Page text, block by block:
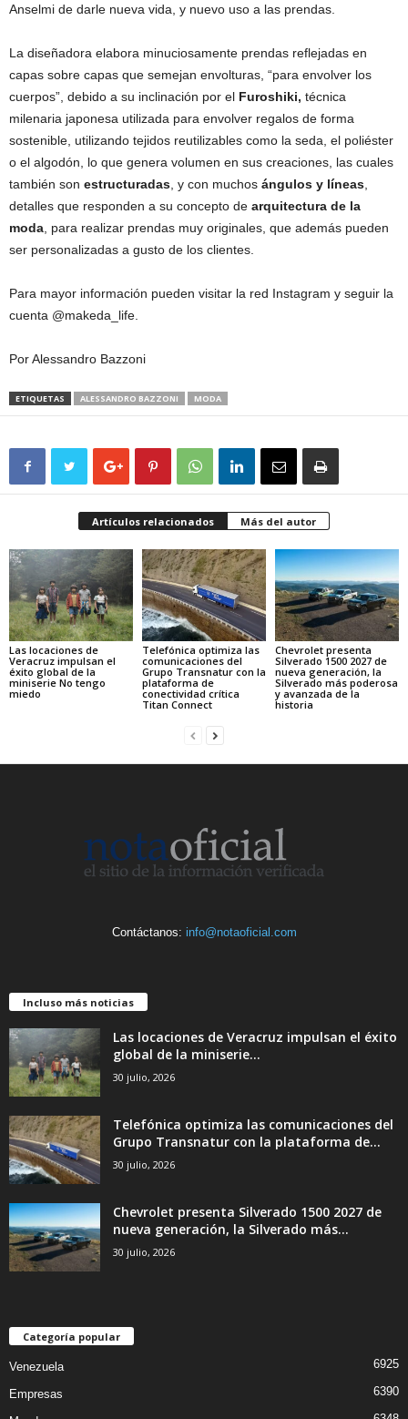
Anselmi de darle nueva vida, y nuevo uso a las prendas.
La diseñadora elabora minuciosamente prendas reflejadas en
capas sobre capas que semejan envolturas, “para envolver los
cuerpos”, debido a su inclinación por el Furoshiki, técnica
milenaria japonesa utilizada para envolver regalos de forma
sostenible, utilizando tejidos reutilizables como la seda, el poliéster
o el algodón, lo que genera volumen en sus creaciones, las cuales
también son estructuradas , y con muchos ángulos y líneas
detalles que responden a su concepto de arquitectura de la
moda , para realizar prendas muy originales, que además pueden
ser personalizadas a gusto de los clientes.
Para mayor información pueden visitar la red Instagram y seguir la
cuenta @makeda_life.
Por Alessandro Bazzoni
ETIQUETAS ALESSANDRO BAZZONI MODA
Artículos relacionados Más del autor
Las locaciones de
Veracruz impulsan el
éxito global de la
miniserie No tengo
miedo
Telefónica optimiza las
comunicaciones del
Grupo Transnatur con la
plataforma de
conectividad crítica
Titan Connect
Chevrolet presenta
Silverado 1500 2027 de
nueva generación, la
Silverado más poderosa
y avanzada de la
historia
Contáctanos: info@notaoficial.com
Incluso más noticias
Las locaciones de Veracruz impulsan el éxito
global de la miniserie...
30 julio, 2026
Telefónica optimiza las comunicaciones del
Grupo Transnatur con la plataforma de...
30 julio, 2026
Chevrolet presenta Silverado 1500 2027 de
nueva generación, la Silverado más...
30 julio, 2026
Categoría popular
Venezuela 6925
Empresas 6390